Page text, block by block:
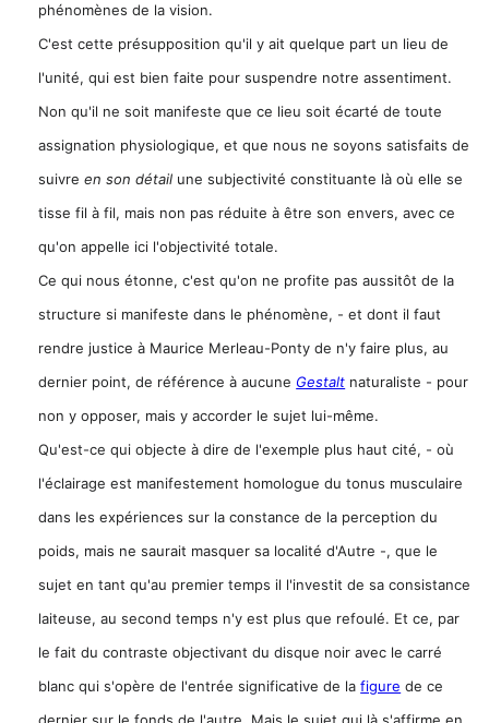
phénomènes de la vision.
C'est cette présupposition qu'il y ait quelque part un lieu de
l'unité, qui est bien faite pour suspendre notre assentiment.
Non qu'il ne soit manifeste que ce lieu soit écarté de toute
assignation physiologique, et que nous ne soyons satisfaits de
suivreen son détail une subjectivité constituante là où elle se
tisse fil à fil, mais non pas réduite à être son envers, avec ce
qu'on appelle ici l'objectivité totale.
Ce qui nous étonne, c'est qu'on ne profite pas aussitôt de la
structure si manifeste dans le phénomène, - et dont il faut
rendre justice à Maurice Merleau-Ponty de n'y faire plus, au
dernier point, de référence à aucune Gestalt naturaliste - pour
non y opposer, mais y accorder le sujet lui-même.
Qu'est-ce qui objecte à dire de l'exemple plus haut cité, - où
l'éclairage est manifestement homologue du tonus musculaire
dans les expériences sur la constance de la perception du
poids, mais ne saurait masquer sa localité d'Autre -, que le
sujet en tant qu'au premier temps il l'investit de sa consistance
laiteuse, au second temps n'y est plus que refoulé. Et ce, par
le fait du contraste objectivant du disque noir avec le carré
blanc qui s'opère de l'entrée significative de lafigure de ce